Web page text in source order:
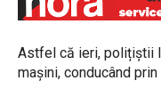
Astfel că ieri, polițiștii
mașini, conducând